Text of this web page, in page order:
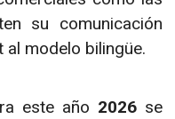
su comunicación
al modelo bilingüe.
este año 2026se